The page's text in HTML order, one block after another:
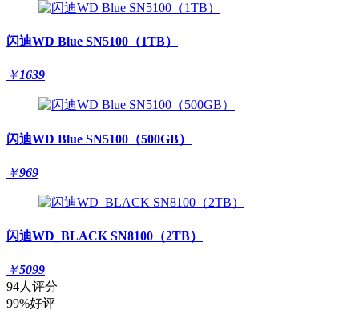
闪迪WD Blue SN5100（1TB）
￥1639
闪迪WD Blue SN5100（500GB）
￥969
闪迪WD_BLACK SN8100（2TB）
￥5099
94人评分
99%好评